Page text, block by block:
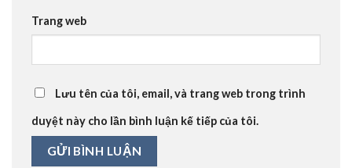
Trang web
Lưu tên của tôi, email, và trang web trong trình
duyệt này cho lần bình luận kế tiếp của tôi.